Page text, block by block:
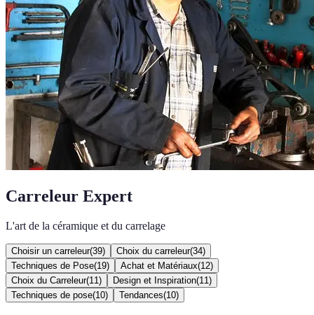
Carreleur Expert
L'art de la céramique et du carrelage
Choisir un carreleur(39) Choix du carreleur(34)
Techniques de Pose(19) Achat et Matériaux(12)
Choix du Carreleur(11 ) Design et Inspiration(11 )
Techniques de pose(10) Tendances(10)